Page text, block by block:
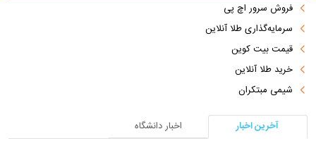
فروش سرور اچ پی
سرمایه‌گذاری طلا آنلاین
قیمت بیت کوین
خرید طلا آنلاین
شیمی مبتکران
آخرین اخبار
اخبار دانشگاه